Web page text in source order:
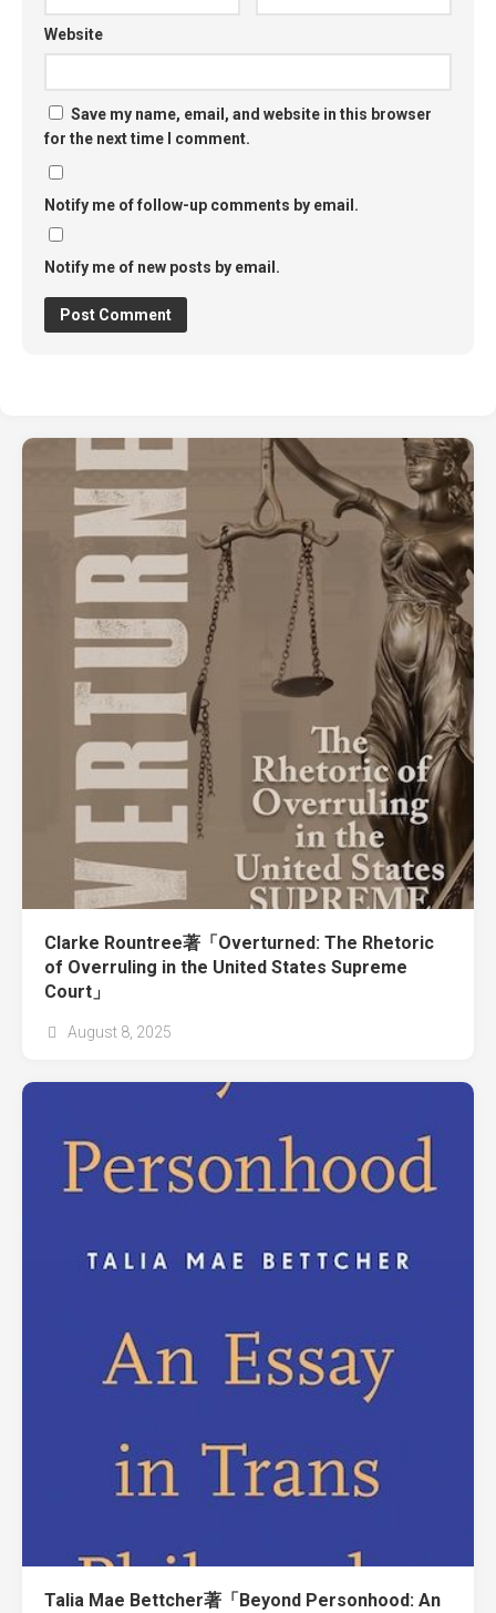
Website
Save my name, email, and website in this browser
for the next time I comment.
Notify me of follow-up comments by email.
Notify me of new posts by email.
Clarke Rountree著「Overturned: The Rhetoric
of Overruling in the United States Supreme
Court」
August 8, 2025
Talia Mae Bettcher著「Beyond Personhood: An